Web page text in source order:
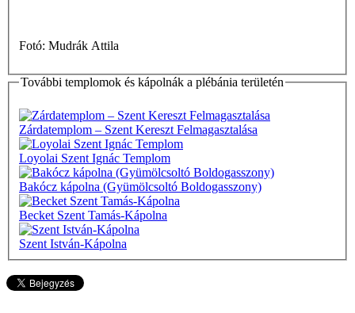
Fotó: Mudrák Attila
További templomok és kápolnák a plébánia területén
Zárdatemplom – Szent Kereszt Felmagasztalása
Loyolai Szent Ignác Templom
Bakócz kápolna (Gyümölcsoltó Boldogasszony)
Becket Szent Tamás-Kápolna
Szent István-Kápolna